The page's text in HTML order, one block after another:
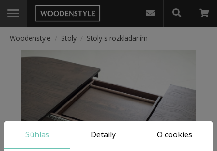
Woodenstyle / Stoly / Stoly s rozkladaním
Stoly
Stoly do obývačky
Stoly s rozkladaním
Súhlas Detaily O cookies